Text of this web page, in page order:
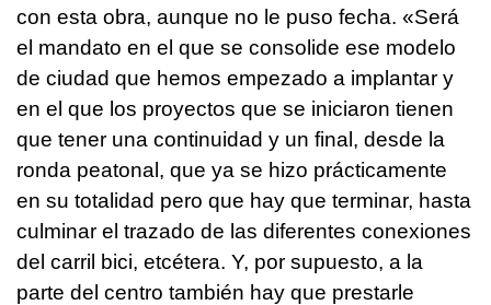
con esta obra, aunque no le puso fecha. «Será
el mandato en el que se consolide ese modelo
de ciudad que hemos empezado a implantar y
en el que los proyectos que se iniciaron tienen
que tener una continuidad y un final, desde la
ronda peatonal, que ya se hizo prácticamente
en su totalidad pero que hay que terminar, hasta
culminar el trazado de las diferentes conexiones
del carril bici, etcétera. Y, por supuesto, a la
parte del centro también hay que prestarle